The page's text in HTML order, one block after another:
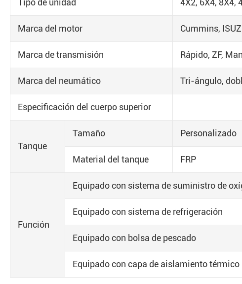
Tipo de unidad 4X2, 6X4, 8X4,
Marca del motor Cummins,
Marca de transmisión Rápido, ZF,
Marca del neumático Tri-ángulo,
Especificación del cuerpo superior
Tanque
Tamaño Personalizado
Material del tanque FRP
Función
Equipado con sistema de suministro de
Equipado con sistema de refrigeración
Equipado con bolsa de pescado
Equipado con capa de aislamiento térmico